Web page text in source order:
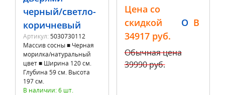
черный/светло-
коричневый
Артикул: 5030730112
Массив сосны ■ Черная
морилка/натуральный
цвет ■ Ширина 120 см.
Глубина 59 см. Высота
197 см.
В наличии: 6 шт.
Цена со
скидкой
34917 руб.
O B
Обычная цена
39990 руб.